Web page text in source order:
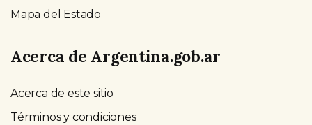
Mapa del Estado
Acerca de Argentina.gob.ar
Acerca de este sitio
Términos y condiciones